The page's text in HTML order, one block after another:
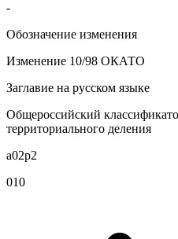
-
Обозначение изменения
Изменение 10/98 ОКАТО
Заглавие на русском языке
Общероссийский
территориального деления
a02p2
010